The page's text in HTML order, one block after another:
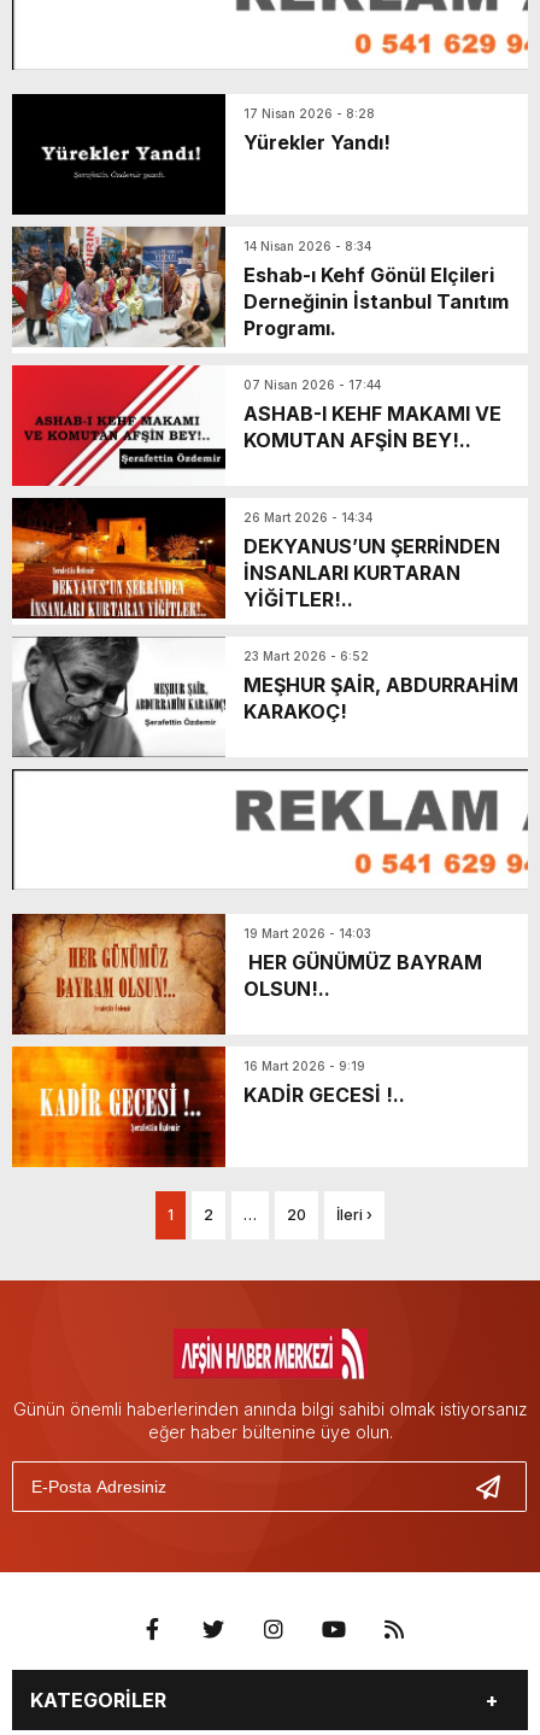
17 Nisan 2026 - 8:28
Yürekler Yandı!
14 Nisan 2026 - 8:34
Eshab-ı Kehf Gönül Elçileri
Derneğinin İstanbul Tanıtım
Programı.
07 Nisan 2026 - 17:44
ASHAB-I KEHF MAKAMI VE
KOMUTAN AFŞİN BEY!..
26 Mart 2026 - 14:34
DEKYANUS’UN ŞERRİNDEN
İNSANLARI KURTARAN
YİĞİTLER!..
23 Mart 2026 - 6:52
MEŞHUR ŞAİR, ABDURRAHİM
KARAKOÇ!
19 Mart 2026 - 14:03
HER GÜNÜMÜZ BAYRAM
OLSUN!..
16 Mart 2026 - 9:19
KADİR GECESİ !..
1 2 … 20 İleri ›
Günün önemli haberlerinden anında bilgi sahibi olmak istiyorsanız
eğer haber bültenine üye olun.
KATEGORİLER